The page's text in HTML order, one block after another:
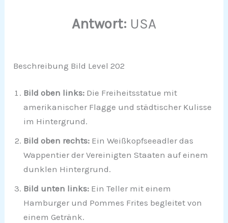
Antwort: USA
Beschreibung Bild Level 202
Bild oben links: Die Freiheitsstatue mit
amerikanischer Flagge und städtischer Kulisse
im Hintergrund.
Bild oben rechts: Ein Weißkopfseeadler das
Wappentier der Vereinigten Staaten auf einem
dunklen Hintergrund.
Bild unten links: Ein Teller mit einem
Hamburger und Pommes Frites begleitet von
einem Getränk.